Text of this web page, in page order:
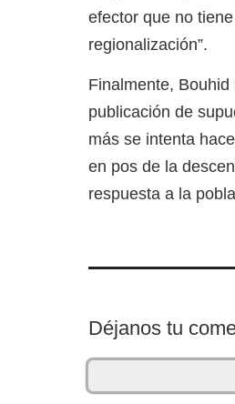
efector que no
regionalización”.
Finalmente,
publicación de
más se intenta
en pos de la
respuesta a la
Déjanos tu